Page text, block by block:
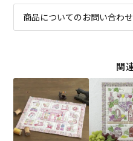
商品についてのお問い合わせ
関